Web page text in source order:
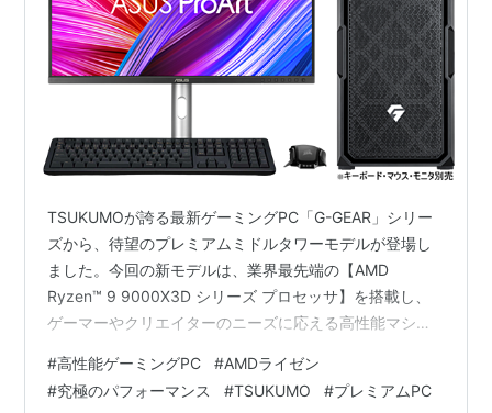
TSUKUMOが誇る最新ゲーミングPC「G-GEAR」シリー
ズから、待望のプレミアムミドルタワーモデルが登場し
ました。今回の新モデルは、業界最先端の【AMD
Ryzen™ 9 9000X3D シリーズ プロセッサ】を搭載し、
ゲーマーやクリエイターのニーズに応える高性能マシン
特徴、技術面の詳細、そして実際に購入できる販売ルー
トまで、徹底解説いたします。 TSUKUMOが生み出す革
#高性能ゲーミングPC #AMDライゼン
#究極のパフォーマンス #TSUKUMO #プレミアムPC